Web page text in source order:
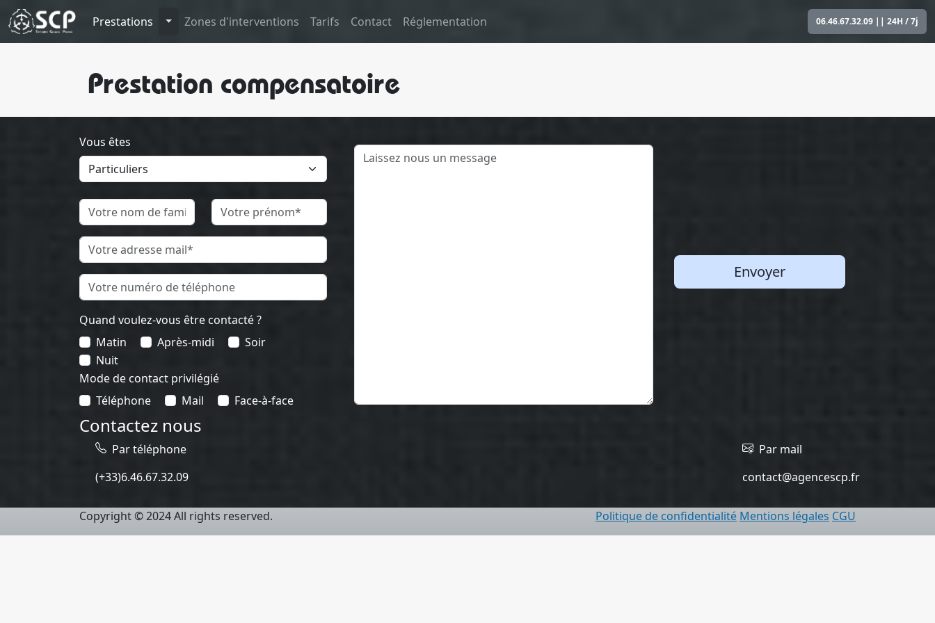
Prestations Toggle Dropdown
Zones d'interventions Tarifs Contact Réglementation 06.46.67.32.09 || 24H / 7j
Prestation compensatoire
Vous êtes
Quand voulez-vous être contacté ?
Matin
Après-midi
Soir
Nuit
Mode de contact privilégié
Téléphone
Mail Face-à-face
Envoyer
Contactez nous
Par téléphone
(+33)6.46.67.32.09
Par mail
contact@agencescp.fr
Copyright © 2024 All rights reserved. Politique de confidentialité Mentions légales CGU